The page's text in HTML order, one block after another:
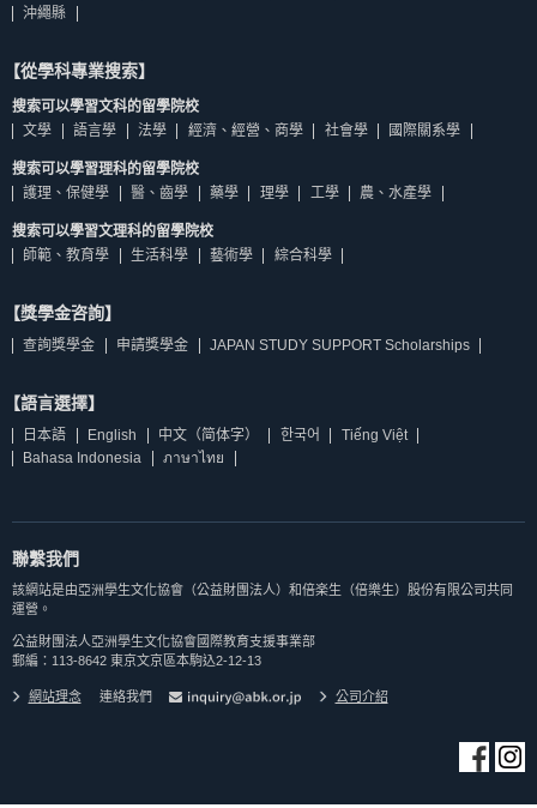
沖繩縣
【從學科專業搜索】
搜索可以學習文科的留學院校
文學
語言學 法學 經濟、經營、商學 社會學 國際關系學
搜索可以學習理科的留學院校
護理、保健學
醫、齒學 藥學 理學 工學 農、水產學
搜索可以學習文理科的留學院校
師範、教育學
生活科學 藝術學 綜合科學
【獎學金咨詢】
查詢獎學金 申請獎學金 JAPAN STUDY SUPPORT Scholarships
【語言選擇】
日本語 English 中文（简体字） 한국어
Tiếng Việt
Bahasa Indonesia
ภาษาไทย
聯繫我們
該網站是由亞洲學生文化協會（公益財團法人）和倍楽生（倍樂生）股份有限公司共同
運營。
公益財團法人亞洲學生文化協會國際教育支援事業部
郵編：113-8642 東京文京區本駒込2-12-13
網站理念 連絡我們 公司介紹